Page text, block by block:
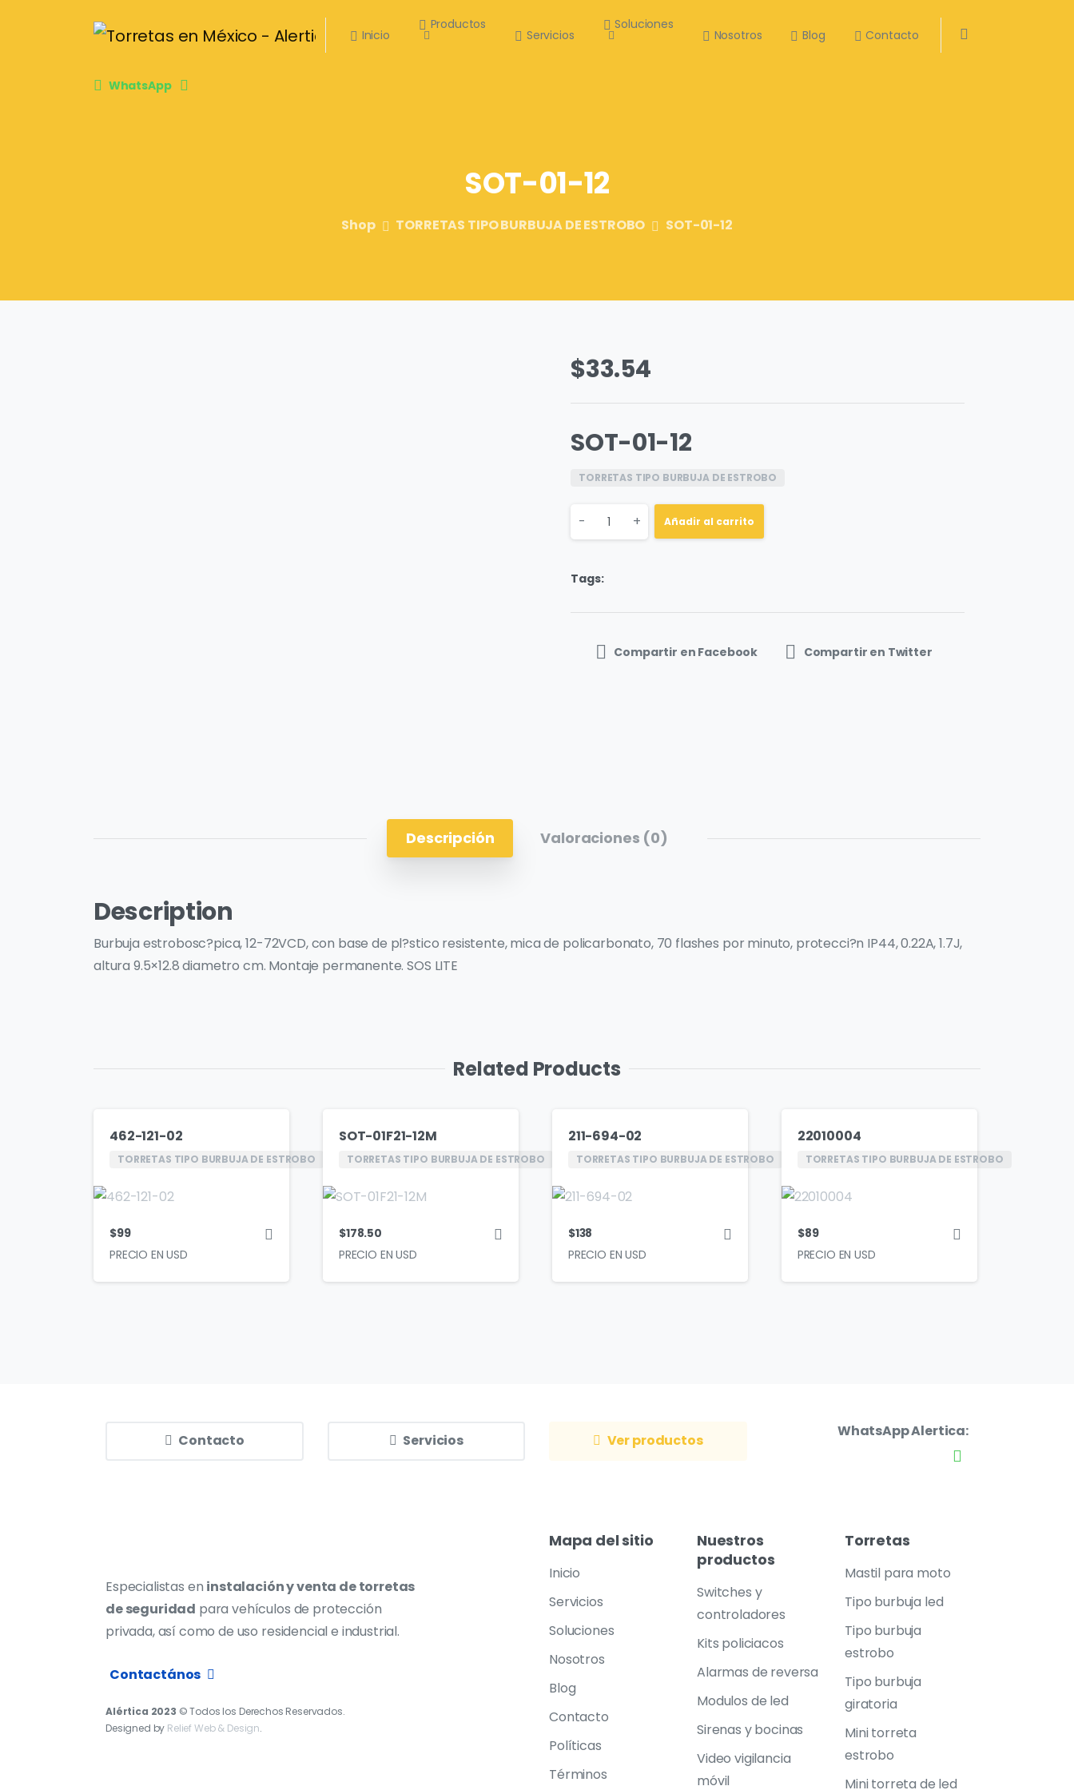
Inicio
Productos
Servicios
Soluciones
Nosotros Blog Contacto
Search
WhatsApp
SOT-01-12
Shop TORRETAS TIPO BURBUJA DE ESTROBO SOT-01-12
$33.54
SOT-01-12
TORRETAS TIPO BURBUJA DE ESTROBO
Quantity
- + Añadir al carrito
Tags:
Compartir en Facebook Compartir en Twitter
Descripción Valoraciones (0)
Description
Burbuja estrobosc?pica, 12-72VCD, con base de pl?stico resistente, mica de policarbonato, 70 flashes por minuto, protecci?n IP44, 0.22A, 1.7J,
altura 9.5×12.8 diametro cm. Montaje permanente. SOS LITE
Related Products
462-121-02
TORRETAS TIPO BURBUJA DE ESTROBO
$99
SOT-01F21-12M
TORRETAS TIPO BURBUJA DE ESTROBO
$178.50
211-694-02
TORRETAS TIPO BURBUJA DE ESTROBO
$138
22010004
TORRETAS TIPO BURBUJA DE ESTROBO
$89
Contacto Servicios Ver productos
WhatsApp Alertica:
Especialistas en instalación y venta de torretas
de seguridad para vehículos de protección
privada, así como de uso residencial e industrial.
Contactános
Alértica 2023 © Todos los Derechos Reservados.
Designed by Relief Web & Design.
Mapa delsitio
Inicio
Servicios
Soluciones
Nosotros
Blog
Contacto
Políticas
Términos
Nuestros
productos
Switches y
controladores
Kits policiacos
Alarmas de reversa
Modulos de led
Sirenas y bocinas
Video vigilancia
móvil
Torretas
Mastil para moto
Tipo burbuja led
Tipo burbuja
estrobo
Tipo burbuja
giratoria
Mini torreta
estrobo
Mini torreta de led